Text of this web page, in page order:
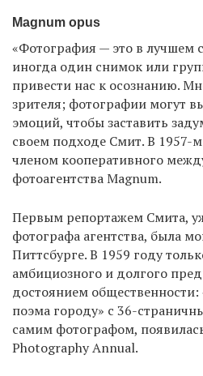
Magnum opus
«Фотография — это в лучшем
иногда один снимок или
привести нас к осознанию.
зрителя; фотографии могут
эмоций, чтобы заставить
своем подходе Смит. В 1957-
членом кооперативного
фотоагентства Magnum.
Первым репортажем Смита,
фотографа агентства, была
Питтсбурге. В 1959 году
амбициозного и долгого
достоянием
поэма городу» с 36-
самим фотографом,
Photography Annual.